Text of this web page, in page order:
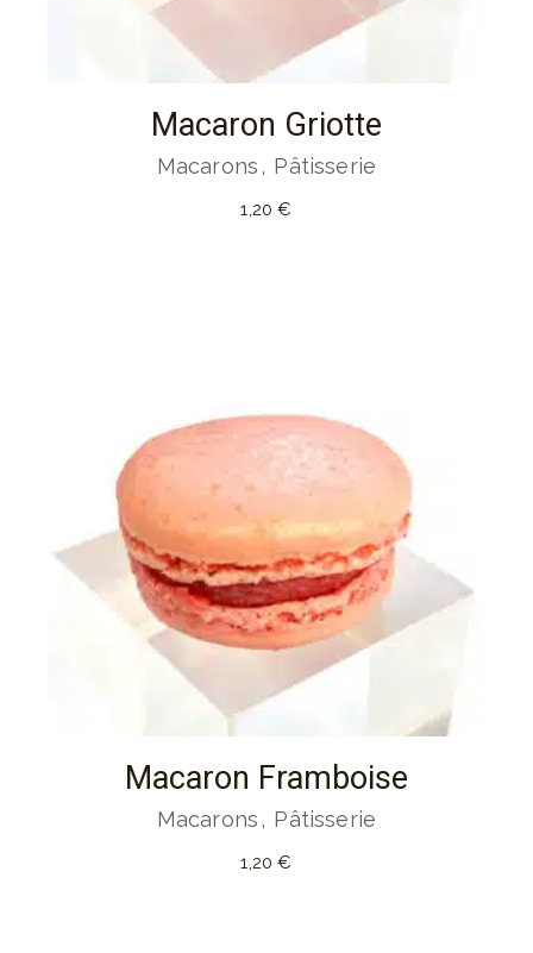
Macaron Griotte
Macarons Pâtisserie
1,20€
Macaron Framboise
Macarons Pâtisserie
1,20€